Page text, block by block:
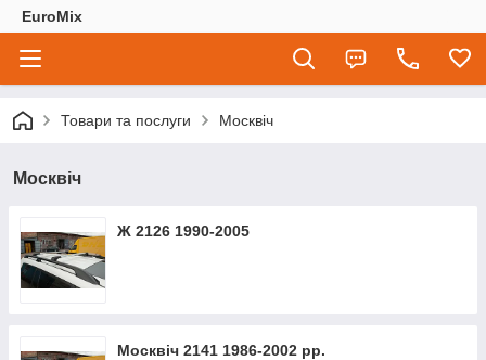
EuroMix
Товари та послуги Москвіч
Москвіч
Ж 2126 1990-2005
Москвіч 2141 1986-2002 рр.